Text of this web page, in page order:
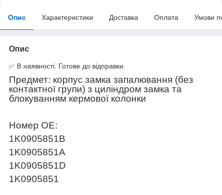
Опис Характеристики Доставка Оплата Умови
Опис
✅ В наявності. Готове до відправки.
Предмет: корпус замка запалювання (без
контактної групи) з циліндром замка та
блокуванням кермової колонки
Номер OE:
1K0905851B
1K0905851A
1K0905851D
1K0905851